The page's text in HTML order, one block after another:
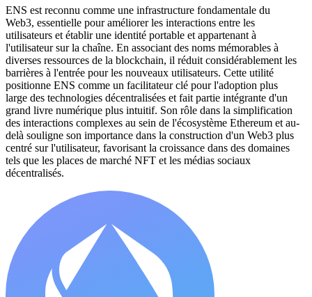
ENS est reconnu comme une infrastructure fondamentale du
Web3, essentielle pour améliorer les interactions entre les
utilisateurs et établir une identité portable et appartenant à
l'utilisateur sur la chaîne. En associant des noms mémorables à
diverses ressources de la blockchain, il réduit considérablement les
barrières à l'entrée pour les nouveaux utilisateurs. Cette utilité
positionne ENS comme un facilitateur clé pour l'adoption plus
large des technologies décentralisées et fait partie intégrante d'un
grand livre numérique plus intuitif. Son rôle dans la simplification
des interactions complexes au sein de l'écosystème Ethereum et au-
delà souligne son importance dans la construction d'un Web3 plus
centré sur l'utilisateur, favorisant la croissance dans des domaines
tels que les places de marché NFT et les médias sociaux
décentralisés.